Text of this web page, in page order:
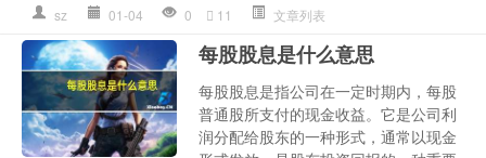
sz 01-04 0 11 文章列表
每股股息是什么意思
每股股息是指公司在一定时期内，每股
普通股所支付的现金收益。它是公司利
润分配给股东的一种形式，通常以现金